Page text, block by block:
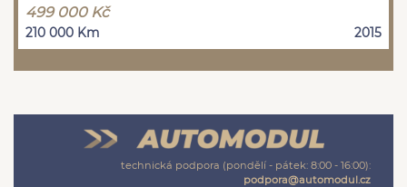
499 000 Kč
210 000 Km 2015
technická podpora (pondělí - pátek: 8:00 - 16:00):
podpora@automodul.cz